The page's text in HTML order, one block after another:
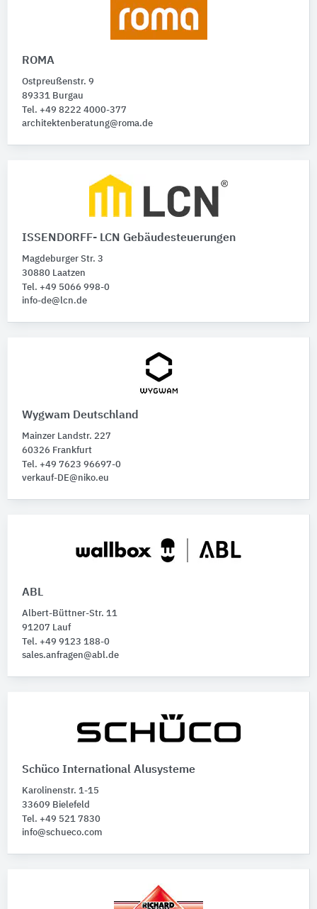
ROMA
Ostpreußenstr. 9
89331 Burgau
Tel. +49 8222 4000-377
architektenberatung@roma.de
ISSENDORFF- LCN Gebäudesteuerungen
Magdeburger Str. 3
30880 Laatzen
Tel. +49 5066 998-0
info-de@lcn.de
Wygwam Deutschland
Mainzer Landstr. 227
60326 Frankfurt
Tel. +49 7623 96697-0
verkauf-DE@niko.eu
ABL
Albert-Büttner-Str. 11
91207 Lauf
Tel. +49 9123 188-0
sales.anfragen@abl.de
Schüco International Alusysteme
Karolinenstr. 1-15
33609 Bielefeld
Tel. +49 521 7830
info@schueco.com